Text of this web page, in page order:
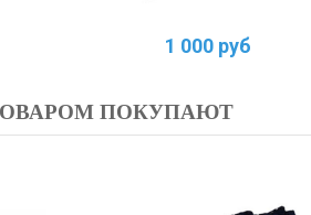
1 000 руб
ПОКУПАЮТ